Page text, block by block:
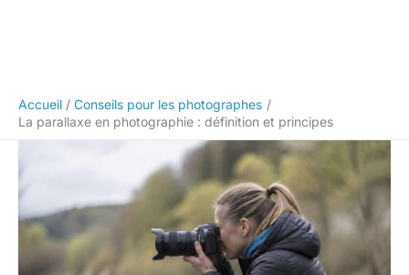
Accueil
Conseils pour les photographes
La parallaxe en photographie : définition et principes